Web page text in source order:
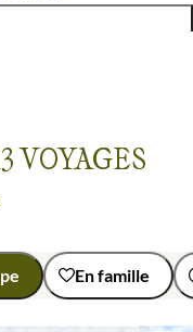
depuis pus de 500
côtier bordant le
survoler les lignes
VOYAGES
En famille